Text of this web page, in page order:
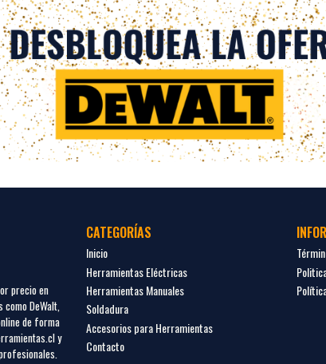
precio en
como DeWalt,
de forma
y
CATEGORÍAS
Inicio
Herramientas Eléctricas
Herramientas Manuales
Soldadura
Accesorios para Herramientas
Contacto